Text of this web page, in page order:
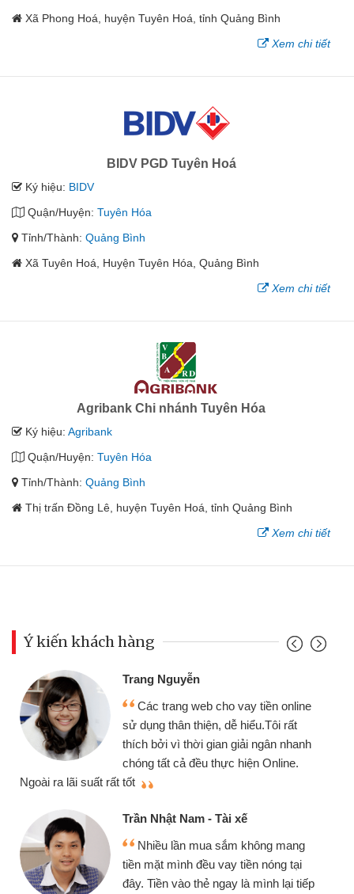
Xã Phong Hoá, huyện Tuyên Hoá, tỉnh Quảng Bình
Xem chi tiết
BIDV PGD Tuyên Hoá
Ký hiệu: BIDV
Quận/Huyện: Tuyên Hóa
Tỉnh/Thành: Quảng Bình
Xã Tuyên Hoá, Huyện Tuyên Hóa, Quảng Bình
Xem chi tiết
Agribank Chi nhánh Tuyên Hóa
Ký hiệu: Agribank
Quận/Huyện: Tuyên Hóa
Tỉnh/Thành: Quảng Bình
Thị trấn Đồng Lê, huyện Tuyên Hoá, tỉnh Quảng Bình
Xem chi tiết
Ý kiến khách hàng
Trang Nguyễn
Các trang web cho vay tiền online
sử dụng thân thiện, dễ hiểu.Tôi rất
thích bởi vì thời gian giải ngân nhanh
chóng tất cả đều thực hiện Online.
Ngoài ra lãi suất rất tốt
Trần Nhật Nam - Tài xế
Nhiều lần mua sắm không mang
tiền mặt mình đều vay tiền nóng tại
đây. Tiền vào thẻ ngay là mình lại tiếp